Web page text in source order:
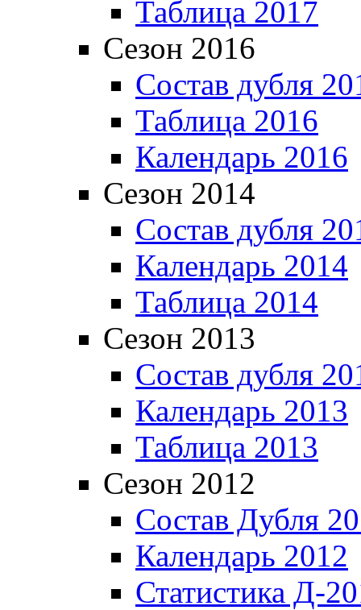
Таблица 2017
Сезон 2016
Состав дубля
Таблица 2016
Календарь 2016
Сезон 2014
Состав дубля
Календарь 2014
Таблица 2014
Сезон 2013
Состав дубля
Календарь 2013
Таблица 2013
Сезон 2012
Состав Дубля
Календарь 2012
Статистика Д-